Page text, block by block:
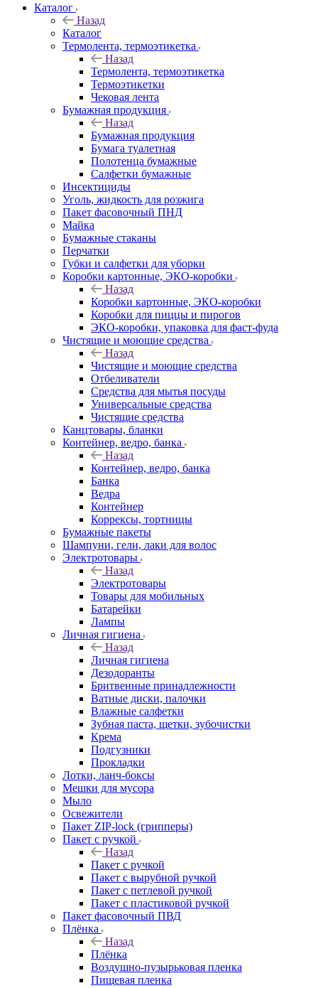
Каталог
Назад
Каталог
Термолента, термоэтикетка
Назад
Термолента, термоэтикетка
Термоэтикетки
Чековая лента
Бумажная продукция
Назад
Бумажная продукция
Бумага туалетная
Полотенца бумажные
Салфетки бумажные
Инсектициды
Уголь, жидкость для розжига
Пакет фасовочный ПНД
Майка
Бумажные стаканы
Перчатки
Губки и салфетки для уборки
Коробки картонные, ЭКО-коробки
Назад
Коробки картонные, ЭКО-коробки
Коробки для пиццы и пирогов
ЭКО-коробки, упаковка для фаст-фуда
Чистящие и моющие средства
Назад
Чистящие и моющие средства
Отбеливатели
Средства для мытья посуды
Универсальные средства
Чистящие средства
Канцтовары, бланки
Контейнер, ведро, банка
Назад
Контейнер, ведро, банка
Банка
Ведра
Контейнер
Коррексы, тортницы
Бумажные пакеты
Шампуни, гели, лаки для волос
Электротовары
Назад
Электротовары
Товары для мобильных
Батарейки
Лампы
Личная гигиена
Назад
Личная гигиена
Дезодоранты
Бритвенные принадлежности
Ватные диски, палочки
Влажные салфетки
Зубная паста, щетки, зубочистки
Крема
Подгузники
Прокладки
Лотки, ланч-боксы
Мешки для мусора
Мыло
Освежители
Пакет ZIP-lock (грипперы)
Пакет с ручкой
Назад
Пакет с ручкой
Пакет с вырубной ручкой
Пакет с петлевой ручкой
Пакет с пластиковой ручкой
Пакет фасовочный ПВД
Плёнка
Назад
Плёнка
Воздушно-пузырьковая пленка
Пищевая пленка